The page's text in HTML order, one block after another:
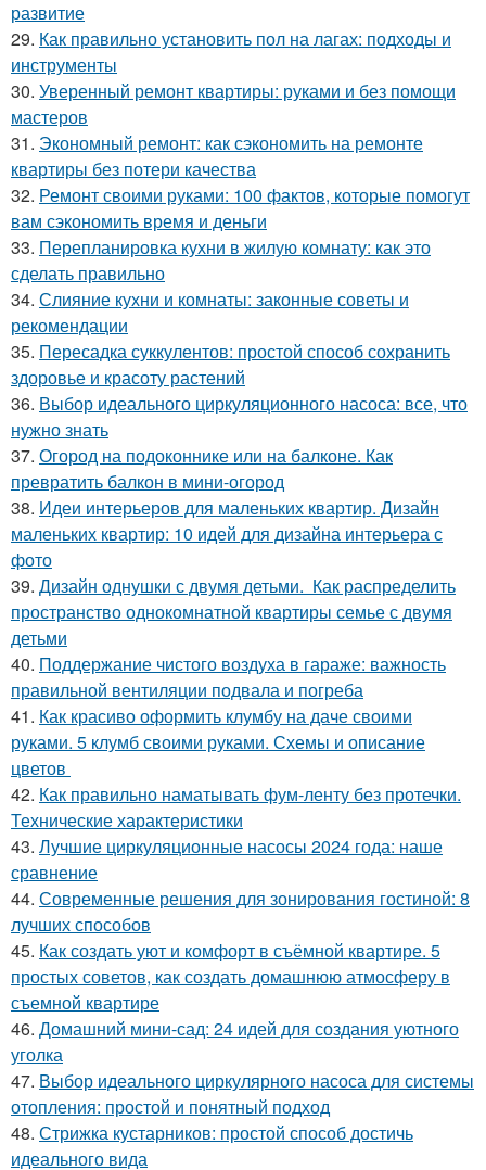
развитие
29. Как правильно установить пол на лагах: подходы и
инструменты
30. Уверенный ремонт квартиры: руками и без помощи
мастеров
31. Экономный ремонт: как сэкономить на ремонте
квартиры без потери качества
32. Ремонт своими руками: 100 фактов, которые помогут
вам сэкономить время и деньги
33. Перепланировка кухни в жилую комнату: как это
сделать правильно
34. Слияние кухни и комнаты: законные советы и
рекомендации
35. Пересадка суккулентов: простой способ сохранить
здоровье и красоту растений
36. Выбор идеального циркуляционного насоса: все, что
нужно знать
37. Огород на подоконнике или на балконе. Как
превратить балкон в мини-огород
38. Идеи интерьеров для маленьких квартир. Дизайн
маленьких квартир: 10 идей для дизайна интерьера с
фото
39. Дизайн однушки с двумя детьми. Как распределить
пространство однокомнатной квартиры семье с двумя
детьми
40. Поддержание чистого воздуха в гараже: важность
правильной вентиляции подвала и погреба
41. Как красиво оформить клумбу на даче своими
руками. 5 клумб своими руками. Схемы и описание
цветов
42. Как правильно наматывать фум-ленту без протечки.
Технические характеристики
43. Лучшие циркуляционные насосы 2024 года: наше
сравнение
44. Современные решения для зонирования гостиной: 8
лучших способов
45. Как создать уют и комфорт в съёмной квартире. 5
простых советов, как создать домашнюю атмосферу в
съемной квартире
46. Домашний мини-сад: 24 идей для создания уютного
уголка
47. Выбор идеального циркулярного насоса для системы
отопления: простой и понятный подход
48. Стрижка кустарников: простой способ достичь
идеального вида